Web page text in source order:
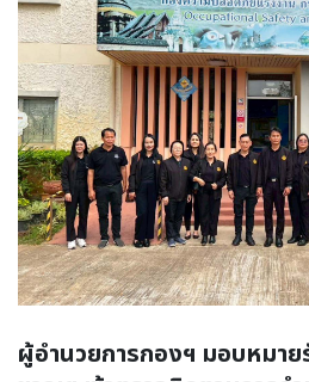
ผู้อำนวยการกองฯ มอบหมาย